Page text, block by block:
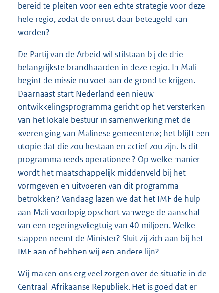
bereid te pleiten voor een echte strategie voor deze
hele regio, zodat de onrust daar beteugeld kan
worden?
De Partij van de Arbeid wil stilstaan bij de drie
belangrijkste brandhaarden in deze regio. In Mali
begint de missie nu voet aan de grond te krijgen.
Daarnaast start Nederland een nieuw
ontwikkelingsprogramma gericht op het versterken
van het lokale bestuur in samenwerking met de
«vereniging van Malinese gemeenten»; het blijft een
utopie dat die zou bestaan en actief zou zijn. Is dit
programma reeds operationeel? Op welke manier
wordt het maatschappelijk middenveld bij het
vormgeven en uitvoeren van dit programma
betrokken? Vandaag lazen we dat het IMF de hulp
aan Mali voorlopig opschort vanwege de aanschaf
van een regeringsvliegtuig van 40 miljoen. Welke
stappen neemt de Minister? Sluit zij zich aan bij het
IMF aan of hebben wij een andere lijn?
Wij maken ons erg veel zorgen over de situatie in de
Centraal-Afrikaanse Republiek. Het is goed dat er